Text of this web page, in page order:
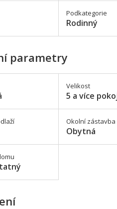
Podkategorie
Rodinný
parametry
Velikost
5 a více
Okolní zástavba
Obytná